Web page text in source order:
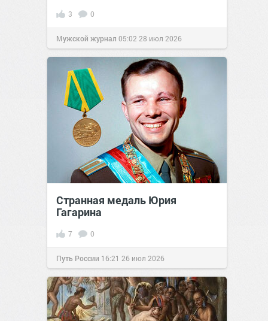
3 0
Мужской журнал 05:02 28 июл 2026
Странная медаль Юрия
Гагарина
7 0
Путь России 16:21 26 июл 2026